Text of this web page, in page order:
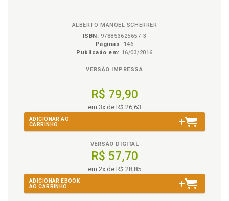
ALBERTO MANOEL SCHERRER
ISBN: 978853625657-3
Páginas: 146
Publicado em: 16/03/2016
VERSÃO IMPRESSA
R$ 79,90
em 3x de R$ 26,63
ADICIONAR AO
CARRINHO
VERSÃO DIGITAL
R$ 57,70
em 2x de R$ 28,85
ADICIONAR EBOOK
AO CARRINHO